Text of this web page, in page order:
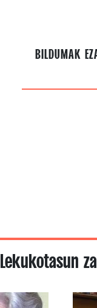
BILDUMAK
Lekukotasun